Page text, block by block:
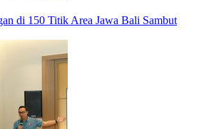
di 150 Titik Area Jawa Bali Sambut